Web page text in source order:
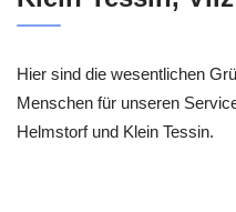
Hier sind die wesentlichen
Menschen für unseren
Helmstorf und Klein Tessin.